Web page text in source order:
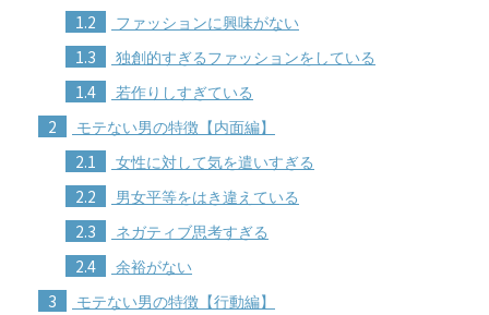
1.2 ファッションに興味がない
1.3 独創的すぎるファッションをしている
1.4 若作りしすぎている
2 モテない男の特徴【内面編】
2.1 女性に対して気を遣いすぎる
2.2 男女平等をはき違えている
2.3 ネガティブ思考すぎる
2.4 余裕がない
3 モテない男の特徴【行動編】